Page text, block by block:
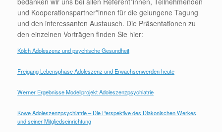
und Kooperationspartner*innen für die gelungene Tagung
und den interessanten Austausch. Die Präsentationen zu
den einzelnen Vorträgen finden Sie hier:
Kölch Adoleszenz und psychische Gesundheit
Freigang Lebensphase Adoleszenz und Erwachsenwerden heute
Werner Ergebnisse Modellprojekt Adoleszenzpsychiatrie
Kowe Adoleszenzpsychiatrie – Die Perspektive des Diakonischen Werkes
und seiner Mitgliedseinrichtung